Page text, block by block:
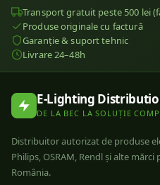
Transport gratuit peste 500 lei
Produse originale cu factură
Garanție & suport tehnic
Livrare 24–48h
E-Lighting
DE LA BEC LA SOLUȚIE
Distribuitor autorizat de produse
Philips, OSRAM, Rendl și alte
România.